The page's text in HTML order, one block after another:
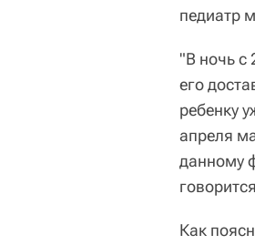
педиатр
"В ночь с
его
ребенку
апреля
данному
Как